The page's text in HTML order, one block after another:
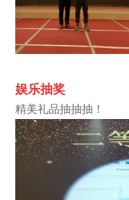
娱乐抽奖
精美礼品抽抽抽！